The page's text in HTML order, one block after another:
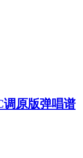
调原版弹唱谱